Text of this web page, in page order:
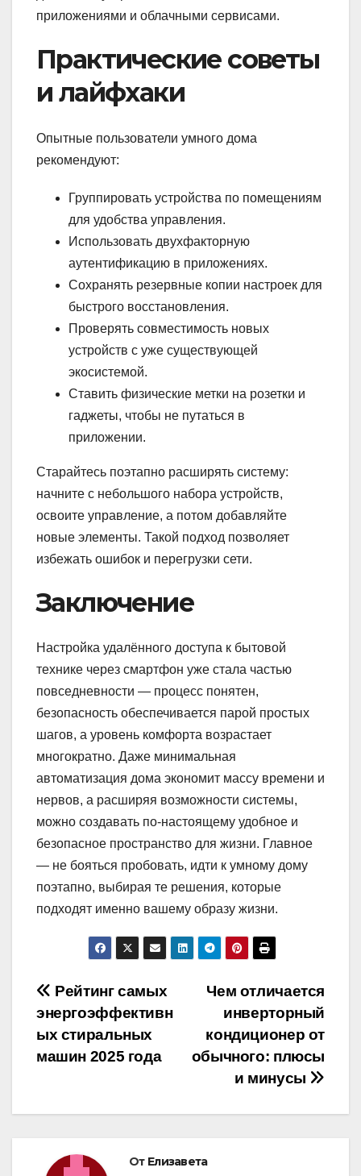
приложениями и облачными сервисами.
Практические советы
и лайфхаки
Опытные пользователи умного дома
рекомендуют:
Группировать устройства по помещениям
для удобства управления.
Использовать двухфакторную
аутентификацию в приложениях.
Сохранять резервные копии настроек для
быстрого восстановления.
Проверять совместимость новых
устройств с уже существующей
экосистемой.
Ставить физические метки на розетки и
гаджеты, чтобы не путаться в
приложении.
Старайтесь поэтапно расширять систему:
начните с небольшого набора устройств,
освоите управление, а потом добавляйте
новые элементы. Такой подход позволяет
избежать ошибок и перегрузки сети.
Заключение
Настройка удалённого доступа к бытовой
технике через смартфон уже стала частью
повседневности — процесс понятен,
безопасность обеспечивается парой простых
шагов, а уровень комфорта возрастает
многократно. Даже минимальная
автоматизация дома экономит массу времени и
нервов, а расширяя возможности системы,
можно создавать по-настоящему удобное и
безопасное пространство для жизни. Главное
— не бояться пробовать, идти к умному дому
поэтапно, выбирая те решения, которые
подходят именно вашему образу жизни.
Навигация
по
записям
Чем отличается
инверторный
кондиционер от
обычного: плюсы
и минусы
Рейтинг самых
энергоэффективн
ых стиральных
машин 2025 года
От Елизавета